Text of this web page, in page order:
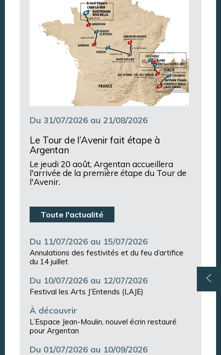
Du 31/07/2026 au 21/08/2026
Le Tour de l’Avenir fait étape à
Argentan
Le jeudi 20 août, Argentan accueillera
l'arrivée de la première étape du Tour de
l'Avenir.
Toute l'actualité
Du 11/07/2026 au 15/07/2026
Annulations des festivités et du feu d’artifice
du 14 juillet
Du 10/07/2026 au 12/07/2026
Festival les Arts J’Entends (LAJE)
À découvrir
L’Espace Jean-Moulin, nouvel écrin restauré
pour Argentan
Du 01/07/2026 au 10/09/2026